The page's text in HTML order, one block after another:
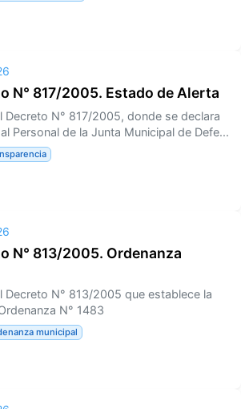
N° 817/2005. Estado de Alerta
Decreto N° 817/2005, donde se declara
Personal de la Junta Municipal de Defe...
N° 813/2005. Ordenanza
Decreto N° 813/2005 que establece la
N° 1483
municipal